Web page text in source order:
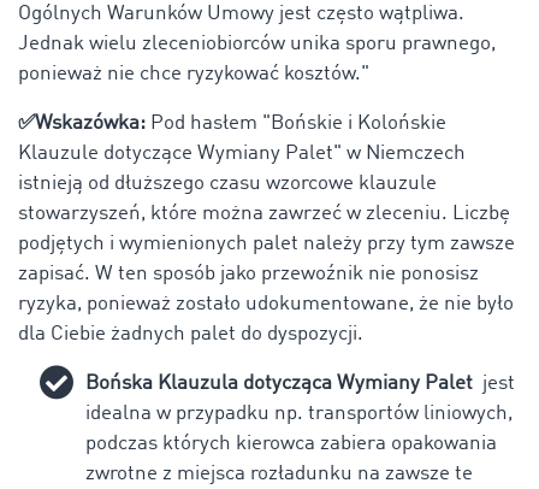
Ogólnych Warunków Umowy jest często wątpliwa.
Jednak wielu zleceniobiorców unika sporu prawnego,
ponieważ nie chce ryzykować kosztów."
✅Wskazówka: Pod hasłem "Bońskie i Kolońskie
Klauzule dotyczące Wymiany Palet" w Niemczech
istnieją od dłuższego czasu wzorcowe klauzule
stowarzyszeń, które można zawrzeć w zleceniu. Liczbę
podjętych i wymienionych palet należy przy tym zawsze
zapisać. W ten sposób jako przewoźnik nie ponosisz
ryzyka, ponieważ zostało udokumentowane, że nie było
dla Ciebie żadnych palet do dyspozycji.
Bońska Klauzula dotycząca Wymiany Palet jest
idealna w przypadku np. transportów liniowych,
podczas których kierowca zabiera opakowania
zwrotne z miejsca rozładunku na zawsze te